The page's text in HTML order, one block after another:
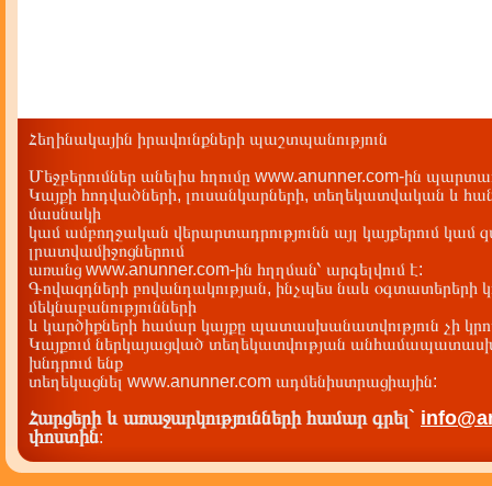
Հեղինակային իրավունքների պաշտպանություն
Մեջբերումներ անելիս հղումը www.anunner.com-ին
Կայքի հոդվածների, լուսանկարների, տեղեկատվական և
մասնակի
կամ ամբողջական վերարտադրությունն այլ կայքերում կամ
լրատվամիջոցներում
առանց www.anunner.com-ին հղղման՝ արգելվում է:
Գովազդների բովանդակության, ինչպես նաև օգտատերերի
մեկնաբանությունների
և կարծիքների համար կայքը պատասխանատվություն չի
Կայքում ներկայացված տեղեկատվության
խնդրում ենք
տեղեկացնել www.anunner.com ադմենիստրացիային:
Հարցերի և առաջարկությունների համար գրել`
փոստին: